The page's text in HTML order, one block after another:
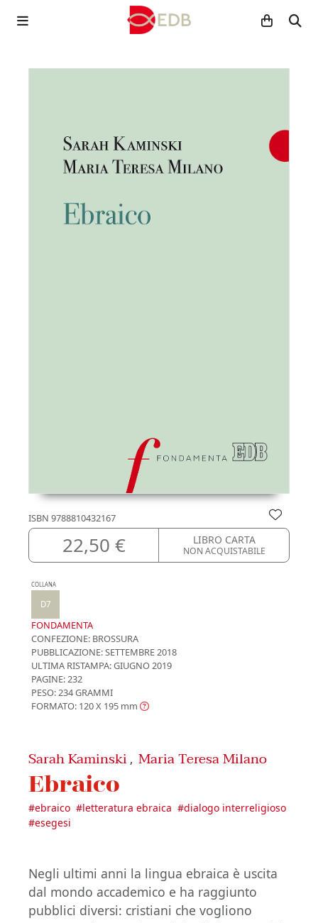
ISBN 9788810432167
22,50 € LIBRO CARTA
NON ACQUISTABILE
COLLANA
D7
FONDAMENTA
CONFEZIONE: BROSSURA
PUBBLICAZIONE:SETTEMBRE 2018
ULTIMA RISTAMPA:GIUGNO 2019
PAGINE: 232
PESO: 234 GRAMMI
FORMATO: 120 X 195 mm
Sarah Kaminski , Maria Teresa Milano
Ebraico
#ebraico #letteratura ebraica #dialogo interreligioso
#esegesi
Negli ultimi anni la lingua ebraica è uscita
dal mondo accademico e ha raggiunto
pubblici diversi: cristiani che vogliono